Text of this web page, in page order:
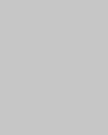
Blog